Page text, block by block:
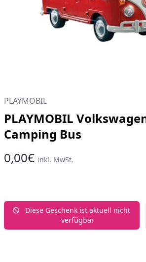
PLAYMOBIL
PLAYMOBIL
Camping Bus
0,00€ inkl. MwSt.
Diese Geschenk ist aktuell nicht
verfügbar